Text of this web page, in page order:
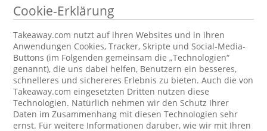
Cookie-Erklärung
Takeaway.com nutzt auf ihren Websites und in ihren
Anwendungen Cookies, Tracker, Skripte und Social-Media-
Buttons (im Folgenden gemeinsam die „Technologien“
genannt), die uns dabei helfen, Benutzern ein besseres,
schnelleres und sichereres Erlebnis zu bieten. Auch die von
Takeaway.com eingesetzten Dritten nutzen diese
Technologien. Natürlich nehmen wir den Schutz Ihrer
Daten im Zusammenhang mit diesen Technologien sehr
ernst. Für weitere Informationen darüber, wie wir mit Ihren